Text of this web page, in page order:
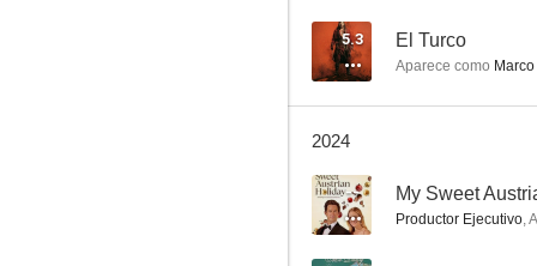
5.3 El Turco
Aparece como
2024
-- My Sweet
Productor Ejecutivo,